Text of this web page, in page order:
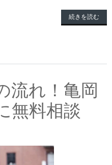
続きを読む
流れ！亀岡
無料相談